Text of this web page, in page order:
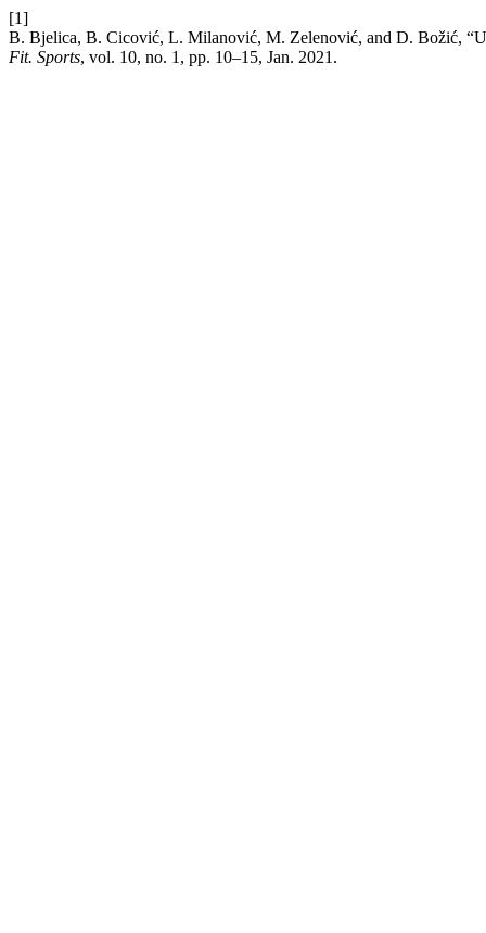
[1]
B. Bjelica, B. Cicović, L. Milanović, M. Zelenović, and D. Božić,
Fit. Sports, vol. 10, no. 1, pp. 10–15, Jan. 2021.